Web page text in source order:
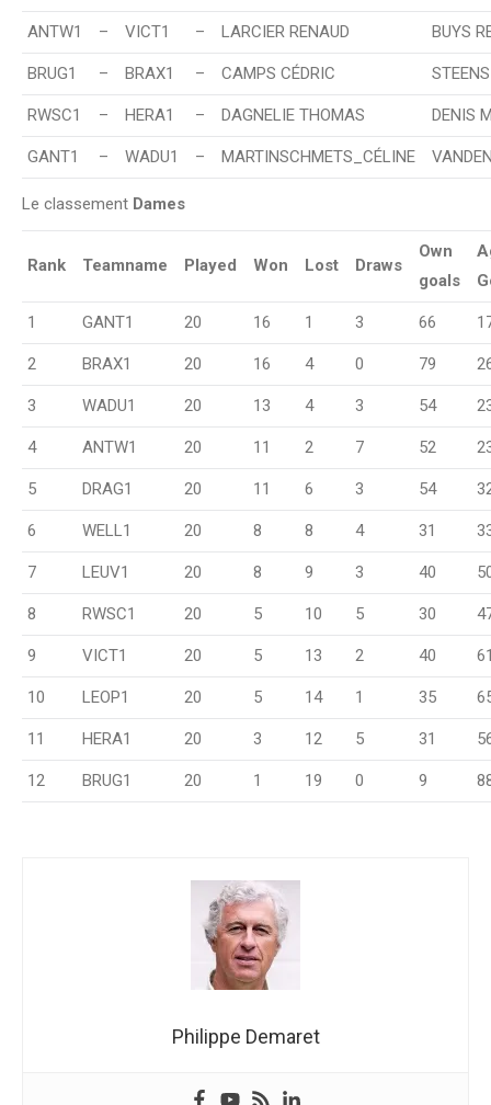
ANTW1 – VICT1 – LARCIER RENAUD BUYS
BRUG1 – BRAX1 – CAMPS CÉDRIC
RWSC1 – HERA1 – DAGNELIE THOMAS DENIS
GANT1 – WADU1 – MARTINSCHMETS_CÉLINE
Le classement Dames
Rank Teamname Played Won Lost Draws
Own
goals
1 GANT1 20 16 1 3 66
2 BRAX1 20 16 4 0 79
3 WADU1 20 13 4 3 54
4 ANTW1 20 11 2 7 52
5 DRAG1 20 11 6 3 54
6 WELL1 20 8 8 4 31
7 LEUV1 20 8 9 3 40
8 RWSC1 20 5 10 5 30
9 VICT1 20 5 13 2 40
10 LEOP1 20 5 14 1 35
11 HERA1 20 3 12 5 31
12 BRUG1 20 1 19 0 9
Philippe Demaret